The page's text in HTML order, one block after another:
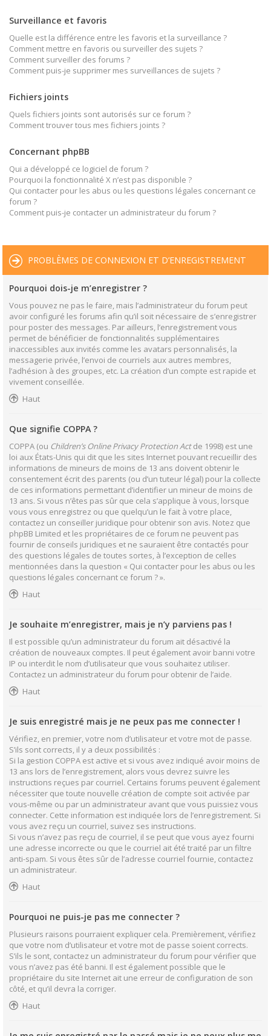
Surveillance et favoris
Quelle est la différence entre les favoris et la surveillance ?
Comment mettre en favoris ou surveiller des sujets ?
Comment surveiller des forums ?
Comment puis-je supprimer mes surveillances de sujets ?
Fichiers joints
Quels fichiers joints sont autorisés sur ce forum ?
Comment trouver tous mes fichiers joints ?
Concernant phpBB
Qui a développé ce logiciel de forum ?
Pourquoi la fonctionnalité X n’est pas disponible ?
Qui contacter pour les abus ou les questions légales concernant ce
forum ?
Comment puis-je contacter un administrateur du forum ?
PROBLÈMES DE CONNEXION ET D’ENREGISTREMENT
Pourquoi dois-je m’enregistrer ?
Vous pouvez ne pas le faire, mais l’administrateur du forum peut
avoir configuré les forums afin qu’il soit nécessaire de s’enregistrer
pour poster des messages. Par ailleurs, l’enregistrement vous
permet de bénéficier de fonctionnalités supplémentaires
inaccessibles aux invités comme les avatars personnalisés, la
messagerie privée, l’envoi de courriels aux autres membres,
l’adhésion à des groupes, etc. La création d’un compte est rapide et
vivement conseillée.
Haut
Que signifie COPPA ?
COPPA (ou Children’s Online Privacy Protection Actde 1998) est une
loi aux États-Unis qui dit que les sites Internet pouvant recueillir des
informations de mineurs de moins de 13 ans doivent obtenir le
consentement écrit des parents (ou d’un tuteur légal) pour la collecte
de ces informations permettant d’identifier un mineur de moins de
13 ans. Si vous n’êtes pas sûr que cela s’applique à vous, lorsque
vous vous enregistrez ou que quelqu’un le fait à votre place,
contactez un conseiller juridique pour obtenir son avis. Notez que
phpBB Limited et les propriétaires de ce forum ne peuvent pas
fournir de conseils juridiques et ne sauraient être contactés pour
des questions légales de toutes sortes, à l’exception de celles
mentionnées dans la question « Qui contacter pour les abus ou les
questions légales concernant ce forum ? ».
Haut
Je souhaite m’enregistrer, mais je n’y parviens pas !
Il est possible qu’un administrateur du forum ait désactivé la
création de nouveaux comptes. Il peut également avoir banni votre
IP ou interdit le nom d’utilisateur que vous souhaitez utiliser.
Contactez un administrateur du forum pour obtenir de l’aide.
Haut
Je suis enregistré mais je ne peux pas me connecter !
Vérifiez, en premier, votre nom d’utilisateur et votre mot de passe.
S’ils sont corrects, il y a deux possibilités :
Si la gestion COPPA est active et si vous avez indiqué avoir moins de
13 ans lors de l’enregistrement, alors vous devrez suivre les
instructions reçues par courriel. Certains forums peuvent également
nécessiter que toute nouvelle création de compte soit activée par
vous-même ou par un administrateur avant que vous puissiez vous
connecter. Cette information est indiquée lors de l’enregistrement. Si
vous avez reçu un courriel, suivez ses instructions.
Si vous n’avez pas reçu de courriel, il se peut que vous ayez fourni
une adresse incorrecte ou que le courriel ait été traité par un filtre
anti-spam. Si vous êtes sûr de l’adresse courriel fournie, contactez
un administrateur.
Haut
Pourquoi ne puis-je pas me connecter ?
Plusieurs raisons pourraient expliquer cela. Premièrement, vérifiez
que votre nom d’utilisateur et votre mot de passe soient corrects.
S’ils le sont, contactez un administrateur du forum pour vérifier que
vous n’avez pas été banni. Il est également possible que le
propriétaire du site Internet ait une erreur de configuration de son
côté, et qu’il devra la corriger.
Haut